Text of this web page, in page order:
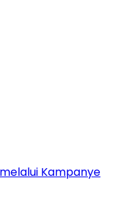
Kampanye